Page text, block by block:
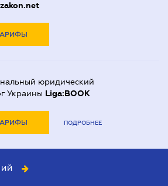
юридический
Украины Liga:BOOK
ПОДРОБНЕЕ